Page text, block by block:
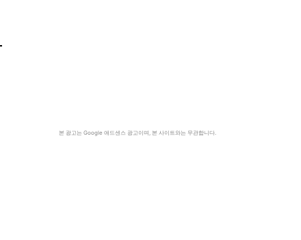
본 광고는 Google 애드센스 광고이며, 본 사이트와는 무관합니다.